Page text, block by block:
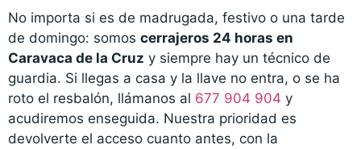
No importa si es de madrugada, festivo o una tarde
de domingo: somos cerrajeros 24 horas en
Caravaca de la Cruz y siempre hay un técnico de
guardia. Si llegas a casa y la llave no entra, o se ha
roto el resbalón, llámanos al 677 904 904 y
acudiremos enseguida. Nuestra prioridad es
devolverte el acceso cuanto antes, con la